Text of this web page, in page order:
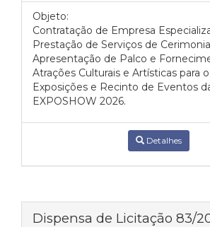
Objeto:
Contratação de Empresa
Prestação de Serviços de
Apresentação de Palco e
Atrações Culturais e Artísticas para
Exposições e Recinto de Eventos
EXPOSHOW 2026.
Detalhes
Dispensa de Licitação 83/